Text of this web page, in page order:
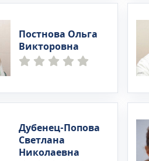
Постнова Ольга
Викторовна
Дубенец-Попова
Светлана
Николаевна